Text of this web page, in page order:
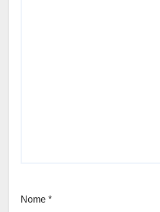
Nome *